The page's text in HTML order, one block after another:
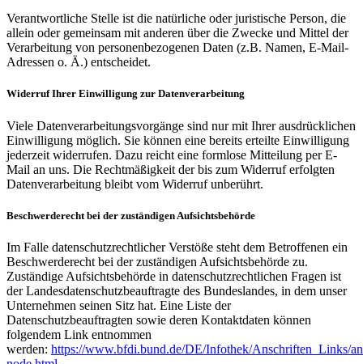
Verantwortliche Stelle ist die natürliche oder juristische Person, die
allein oder gemeinsam mit anderen über die Zwecke und Mittel der
Verarbeitung von personenbezogenen Daten (z.B. Namen, E-Mail-
Adressen o. Ä.) entscheidet.
Widerruf Ihrer Einwilligung zur Datenverarbeitung
Viele Datenverarbeitungsvorgänge sind nur mit Ihrer ausdrücklichen
Einwilligung möglich. Sie können eine bereits erteilte Einwilligung
jederzeit widerrufen. Dazu reicht eine formlose Mitteilung per E-
Mail an uns. Die Rechtmäßigkeit der bis zum Widerruf erfolgten
Datenverarbeitung bleibt vom Widerruf unberührt.
Beschwerderecht bei der zuständigen Aufsichtsbehörde
Im Falle datenschutzrechtlicher Verstöße steht dem Betroffenen ein
Beschwerderecht bei der zuständigen Aufsichtsbehörde zu.
Zuständige Aufsichtsbehörde in datenschutzrechtlichen Fragen ist
der Landesdatenschutzbeauftragte des Bundeslandes, in dem unser
Unternehmen seinen Sitz hat. Eine Liste der
Datenschutzbeauftragten sowie deren Kontaktdaten können
folgendem Link entnommen
werden: https://www.bfdi.bund.de/DE/Infothek/Anschriften_Links/